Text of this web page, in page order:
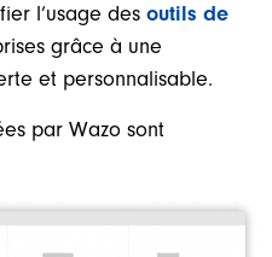
l’usage des outils de
grâce à une
et personnalisable.
par Wazo sont